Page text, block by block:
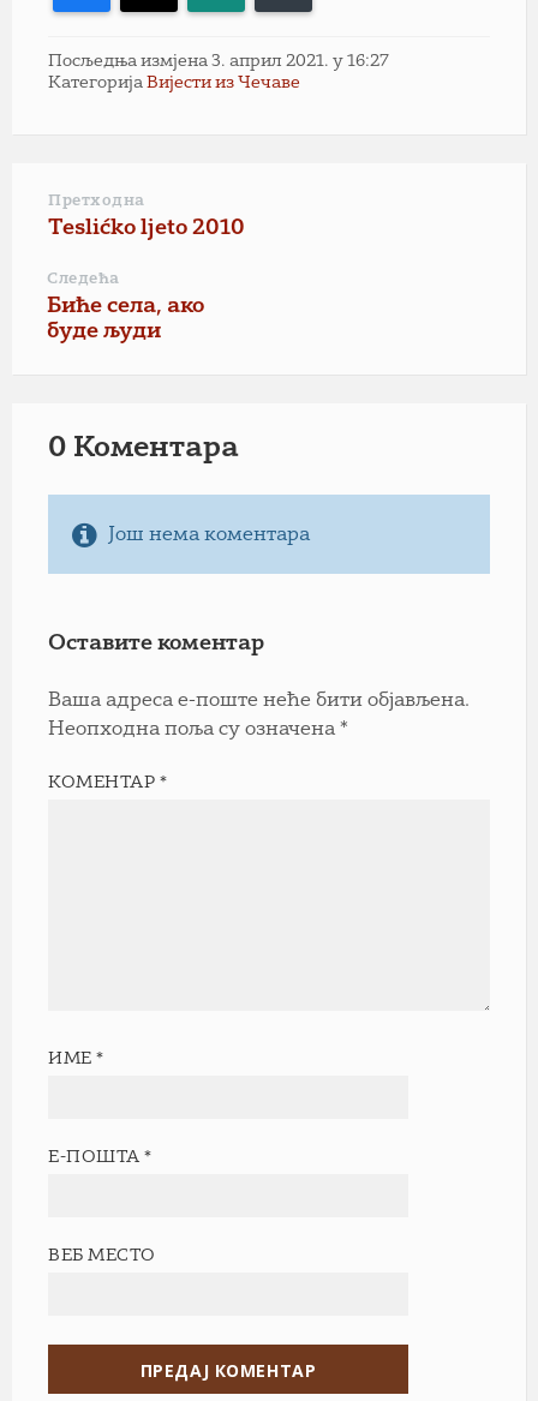
Посљедња измјена 3. април 2021. у 16:27
Категорија Вијести из Чечаве
Претходна
Teslićko ljeto 2010
Следећа
Биће села, ако
буде људи
0 Коментарa
Још нема коментара
Оставите коментар
Ваша адреса е-поште неће бити објављена.
Неопходна поља су означена *
КОМЕНТАР*
ИМЕ*
Е-ПОШТА*
ВЕБ МЕСТО